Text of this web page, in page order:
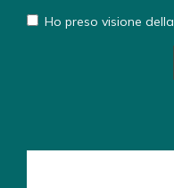
Ho preso visione della